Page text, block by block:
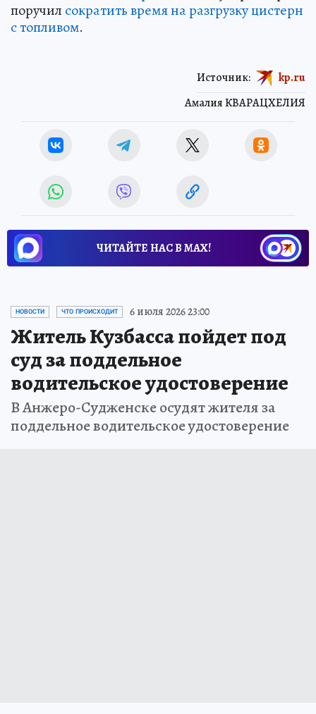
поручил сократить время на разгрузку цистерн
с топливом.
Амалия КВАРАЦХЕЛИЯ
Источник: kp.ru
ЧИТАЙТЕ НАС В МАХ!
НОВОСТИ ЧТО ПРОИСХОДИТ 6 июля 2026 23:00
Житель Кузбасса пойдет под
суд за поддельное
водительское удостоверение
В Анжеро-Судженске осудят жителя за
поддельное водительское удостоверение